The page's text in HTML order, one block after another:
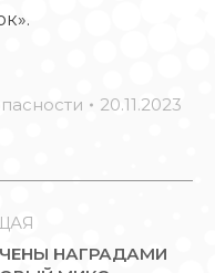
20.11.2023
НАГРАДАМИ